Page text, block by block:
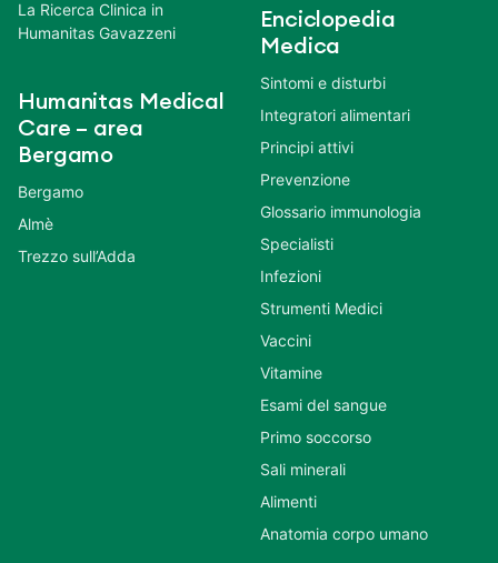
La Ricerca Clinica in
Humanitas Gavazzeni
Humanitas Medical
Care – area
Bergamo
Bergamo
Almè
Trezzo sull’Adda
Enciclopedia
Medica
Sintomi e disturbi
Integratori alimentari
Principi attivi
Prevenzione
Glossario immunologia
Specialisti
Infezioni
Strumenti Medici
Vaccini
Vitamine
Esami del sangue
Primo soccorso
Sali minerali
Alimenti
Anatomia corpo umano